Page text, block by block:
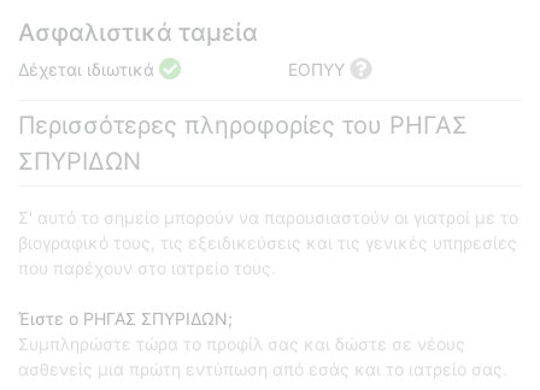
Ασφαλιστικά ταμεία
Δέχεται ιδιωτικά ΕΟΠΥΥ
Περισσότερες πληροφορίες του ΡΗΓΑΣ
ΣΠΥΡΙΔΩΝ
Σ' αυτό το σημείο μπορούν να παρουσιαστούν οι γιατροί με το
βιογραφικό τους, τις εξειδικεύσεις και τις γενικές υπηρεσίες
που παρέχουν στο ιατρείο τους.
Έιστε ο ΡΗΓΑΣ ΣΠΥΡΙΔΩΝ;
Συμπληρώστε τώρα το προφίλ σας και δώστε σε νέους
ασθενείς μια πρώτη εντύπωση από εσάς και το ιατρείο σας.